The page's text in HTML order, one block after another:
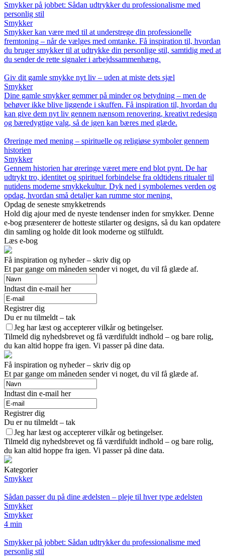
Smykker på jobbet: Sådan udtrykker du professionalisme med
personlig stil
Smykker
Smykker kan være med til at understrege din professionelle
fremtoning – når de vælges med omtanke. Få inspiration til, hvordan
du bruger smykker til at udtrykke din personlige stil, samtidig med at
du sender de rette signaler i arbejdssammenhæng.
Giv dit gamle smykke nyt liv – uden at miste dets sjæl
Smykker
Dine gamle smykker gemmer på minder og betydning – men de
behøver ikke blive liggende i skuffen. Få inspiration til, hvordan du
kan give dem nyt liv gennem nænsom renovering, kreativt redesign
og bæredygtige valg, så de igen kan bæres med glæde.
Øreringe med mening – spirituelle og religiøse symboler gennem
historien
Smykker
Gennem historien har øreringe været mere end blot pynt. De har
udtrykt tro, identitet og spirituel forbindelse fra oldtidens ritualer til
nutidens moderne smykkekultur. Dyk ned i symbolernes verden og
opdag, hvordan små detaljer kan rumme stor mening.
Opdag de seneste smykketrends
Hold dig ajour med de nyeste tendenser inden for smykker. Denne
e-bog præsenterer de hotteste stilarter og designs, så du kan opdatere
din samling og holde dit look moderne og stilfuldt.
Læs e-bog
Få inspiration og nyheder – skriv dig op
Et par gange om måneden sender vi noget, du vil få glæde af.
Indtast din e-mail her
Registrer dig
Du er nu tilmeldt – tak
Jeg har læst og accepterer vilkår og betingelser.
Tilmeld dig nyhedsbrevet og få værdifuldt indhold – og bare rolig,
du kan altid hoppe fra igen. Vi passer på dine data.
Få inspiration og nyheder – skriv dig op
Et par gange om måneden sender vi noget, du vil få glæde af.
Indtast din e-mail her
Registrer dig
Du er nu tilmeldt – tak
Jeg har læst og accepterer vilkår og betingelser.
Tilmeld dig nyhedsbrevet og få værdifuldt indhold – og bare rolig,
du kan altid hoppe fra igen. Vi passer på dine data.
Kategorier
Smykker
Sådan passer du på dine ædelsten – pleje til hver type ædelsten
Smykker
Smykker
4 min
Smykker på jobbet: Sådan udtrykker du professionalisme med
personlig stil